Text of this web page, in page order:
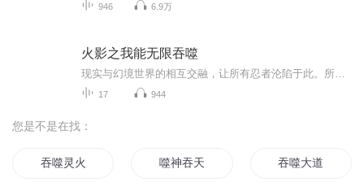
946 6.9万
火影之我能无限吞噬
17 944
您是不是在找：
吞噬灵火 噬神吞天 吞噬大道